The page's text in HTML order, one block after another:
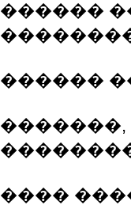
������
������
����